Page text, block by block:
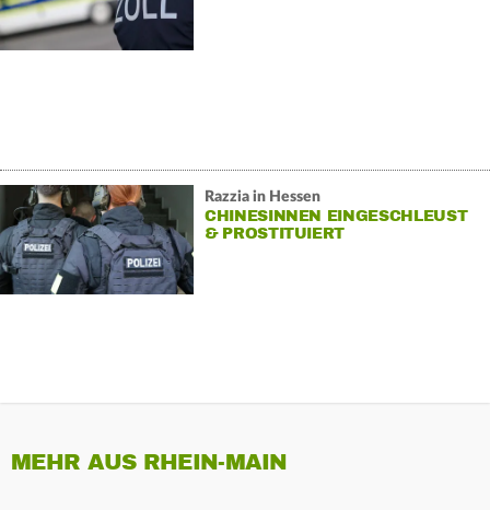
Razzia in Hessen
CHINESINNEN EINGESCHLEUST
& PROSTITUIERT
MEHR AUS RHEIN-MAIN